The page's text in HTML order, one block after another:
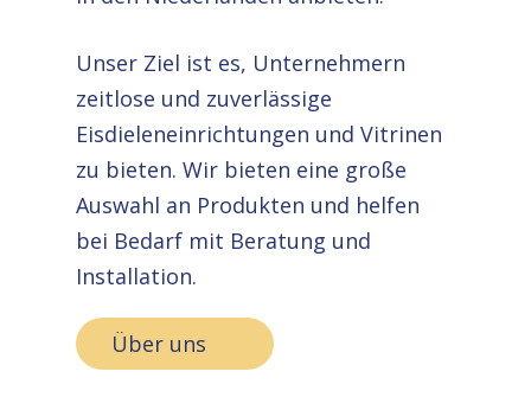
Unser Ziel ist es, Unternehmern
zeitlose und zuverlässige
Eisdieleneinrichtungen und Vitrinen
zu bieten. Wir bieten eine große
Auswahl an Produkten und helfen
bei Bedarf mit Beratung und
Installation.
Über uns